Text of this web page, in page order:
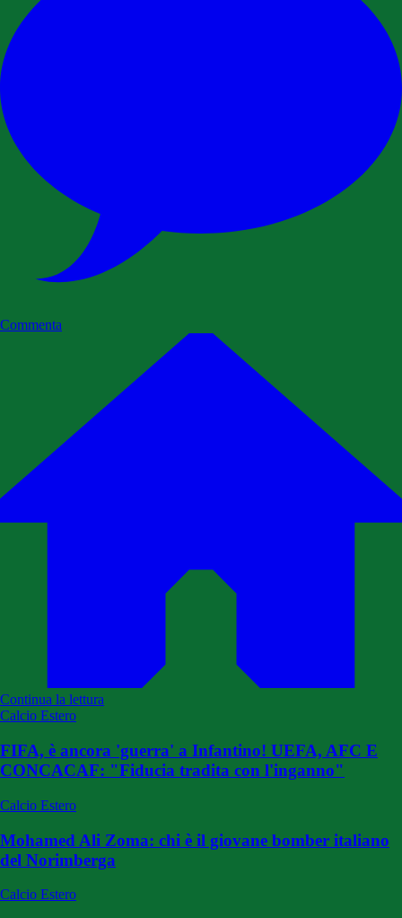
Commenta
Continua la lettura
Calcio Estero
FIFA, è ancora 'guerra' a Infantino! UEFA, AFC E
CONCACAF: "Fiducia tradita con l'inganno"
Calcio Estero
Mohamed Ali Zoma: chi è il giovane bomber italiano
del Norimberga
Calcio Estero